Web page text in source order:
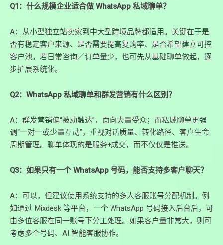
Q1：什么规模企业适合做 WhatsApp 私域聊单？
A：从小型独立站卖家到中大型跨境品牌都适用。关键在于是
否有稳定客户来源、是否需要提高复购率、是否希望建立可控
客户池。若日常咨询／订单量少，也可先从基础聊单做起，逐
步扩展系统化。
Q2：WhatsApp 私域聊单和群发营销有什么区别？
A：群发营销偏“被动触达”，面向大量受众；而私域聊单更强
调“一对一或少量互动”，重视对话质量、转化路径、客户生命
周期管理。聊单体现的是服务+成交，而不仅仅是推送。
Q3：如果只有一个 WhatsApp 号码，能否支持多客户聊天？
A：可以，但建议使用系统支持的多人客服账号分配机制。例
如通过 Mixdesk 等平台，一个 WhatsApp 号码接入后台后，可
由多位客服在同一账号下分工处理。如果客户量非常大，则可
考虑多个号码、AI 智能客服协作。